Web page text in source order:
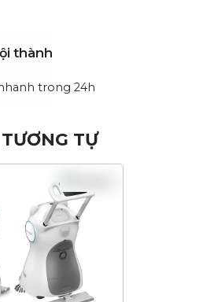
thành
trong 24h
TỰ